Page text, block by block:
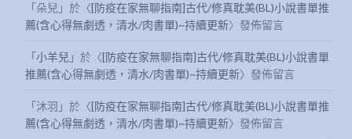
「朵兒 」於〈[防疫在家無聊指南]古代/修真耽美(BL)小說書單推
薦(含心得無劇透，清水/肉書單)~持續更新〉發佈留言
「小羊兒 」於〈[防疫在家無聊指南]古代/修真耽美(BL)小說書單
推薦(含心得無劇透，清水/肉書單)~持續更新〉發佈留言
「沐羽 」於〈[防疫在家無聊指南]古代/修真耽美(BL)小說書單推
薦(含心得無劇透，清水/肉書單)~持續更新〉發佈留言